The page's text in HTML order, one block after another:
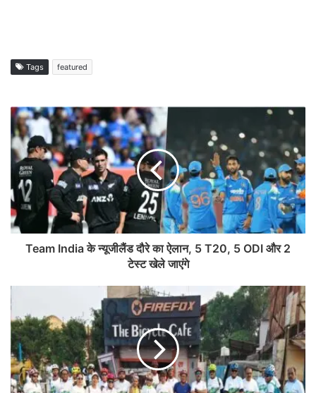
Tags featured
Team India के न्यूजीलैंड दौरे का ऐलान, 5 T20, 5 ODI और 2
टेस्ट खेले जाएंगे